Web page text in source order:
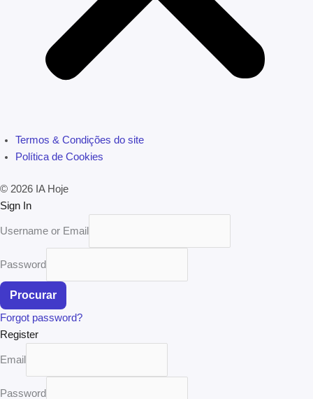
Termos & Condições do site
Política de Cookies
© 2026 IA Hoje
Sign In
Username or Email
Password
Procurar
Forgot password?
Register
Email
Password